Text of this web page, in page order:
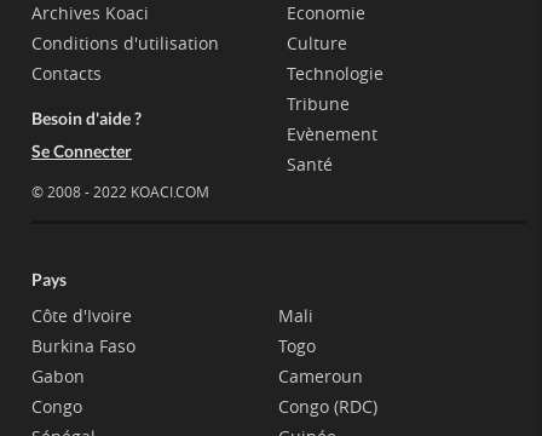
Archives Koaci
Conditions d'utilisation
Contacts
Besoin d'aide ?
Se Connecter
© 2008 - 2022 KOACI.COM
Economie
Culture
Technologie
Tribune
Evènement
Santé
Pays
Côte d'Ivoire
Burkina Faso
Gabon
Congo
Mali
Togo
Cameroun
Congo (RDC)